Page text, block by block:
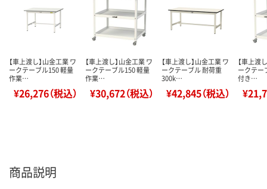
【車上渡し】山金工業 ワ
ークテーブル150 軽量
作業…
¥26,276（税込）
【車上渡し】山金工業 ワ
ークテーブル150 軽量
作業…
¥30,672（税込）
【車上渡し】山金工業 ワ
ークテーブル 耐荷重
300k…
¥42,845（税込）
【車上渡
ークテー
付き…
商品説明